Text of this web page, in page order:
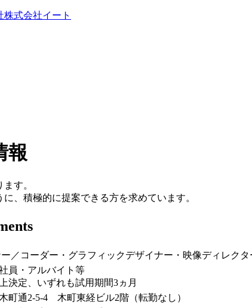
報
す。
、積極的に提案できる方を求めています。
／コーダー・グラフィックデザイナー・映像ディレク
員・アルバイト等
決定、いずれも試用期間3ヵ月
町通2-5-4 木町東経ビル2階（転勤なし）